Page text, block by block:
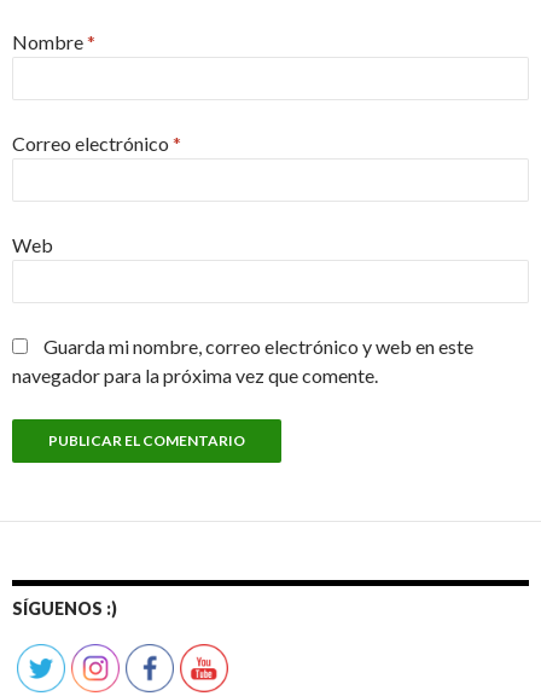
Nombre*
Correo electrónico *
Web
Guarda mi nombre, correo electrónico y web en este
navegador para la próxima vez que comente.
SÍGUENOS :)